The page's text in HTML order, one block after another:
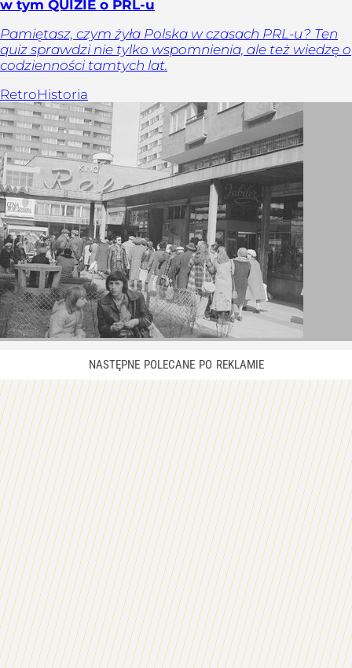
w tym QUIZIE o PRL-u
Pamiętasz, czym żyła Polska w czasach PRL-u? Ten
quiz sprawdzi nie tylko wspomnienia, ale też wiedzę o
codzienności tamtych lat.
RetroHistoria